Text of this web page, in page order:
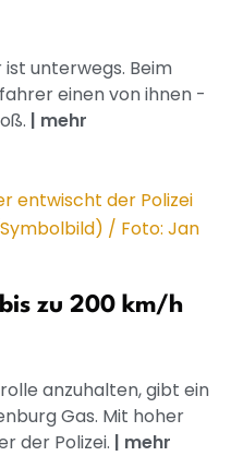
unterwegs. Beim
einen von ihnen -
| mehr
zu 200 km/h
anzuhalten, gibt ein
Gas. Mit hoher
der Polizei. | mehr